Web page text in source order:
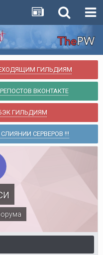
ГИЛЬДИЯМ
ВКОНТАКТЕ
ГИЛЬДИЯМ
СЕРВЕРОВ !!!